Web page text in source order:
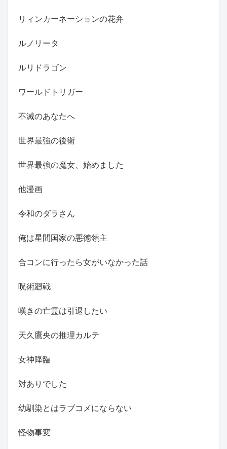
リィンカーネーションの花弁
ルノリータ
ルリドラゴン
ワールドトリガー
不滅のあなたへ
世界最強の後衛
世界最強の魔女、始めました
他漫画
令和のダラさん
俺は星間国家の悪徳領主
合コンに行ったら女がいなかった話
呪術廻戦
嘆きの亡霊は引退したい
天久鷹央の推理カルテ
女神降臨
対ありでした
幼馴染とはラブコメにならない
怪物事変